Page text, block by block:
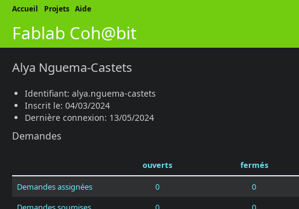
Accueil Projets Aide
Fablab Coh@bit
Alya Nguema-Castets
Identifiant: alya.nguema-castets
Inscrit le: 04/03/2024
Dernière connexion: 13/05/2024
Demandes
ouverts fermés
Demandes assignées
0 0